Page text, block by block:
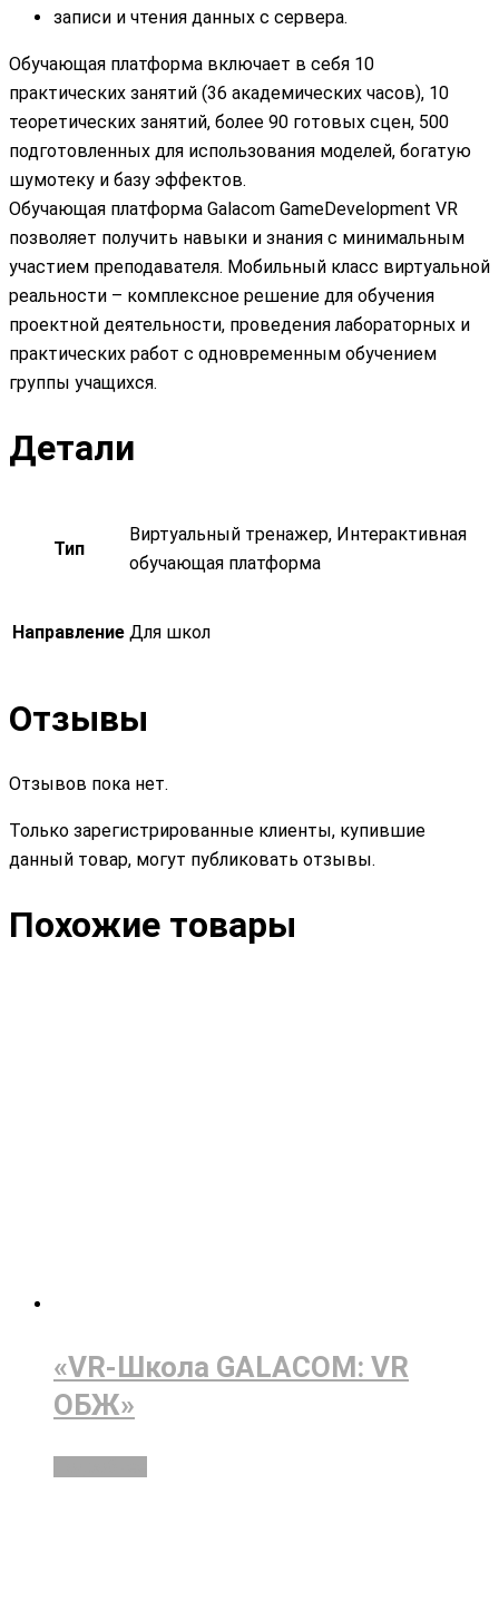
записи и чтения данных с сервера.
Обучающая платформа включает в себя 10
практических занятий (36 академических часов), 10
теоретических занятий, более 90 готовых сцен, 500
подготовленных для использования моделей, богатую
шумотеку и базу эффектов.
Обучающая платформа Galacom GameDevelopment VR
позволяет получить навыки и знания с минимальным
участием преподавателя. Мобильный класс виртуальной
реальности – комплексное решение для обучения
проектной деятельности, проведения лабораторных и
практических работ с одновременным обучением
группы учащихся.
Детали
Тип
Виртуальный тренажер, Интерактивная
обучающая платформа
Направление Для школ
Отзывы
Отзывов пока нет.
Только зарегистрированные клиенты, купившие
данный товар, могут публиковать отзывы.
Похожие товары
«VR-Школа GALACOM: VR
ОБЖ»